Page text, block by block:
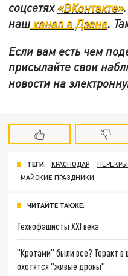
соцсетях«ВКонтакте».
нашканал в Дзене.
Если вам есть чем
присылайте свои
новости на
ТЕГИ: КРАСНОДАР
МАЙСКИЕ ПРАЗДНИКИ
ЧИТАЙТЕ ТАКЖЕ:
Технофашисты XXI века
"Кротами" были все? Теракт в
охотятся "живые дроны"